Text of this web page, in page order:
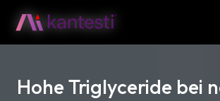
Hohe Triglyceride bei